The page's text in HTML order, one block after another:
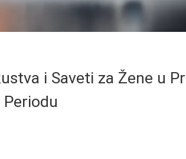
i Saveti za Žene u
Periodu